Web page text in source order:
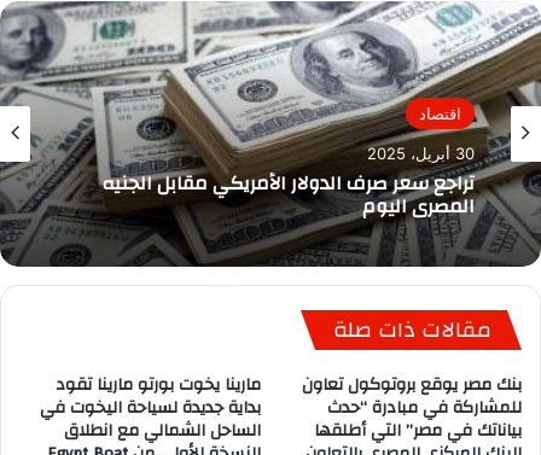
اقتصاد
30 أبريل، 2025
تراجع سعر صرف الدولار الأمريكي مقابل الجنيه
المصري اليوم
مقالات ذات صلة
بنك مصر يوقع بروتوكول تعاون
للمشاركة في مبادرة “حدث
بياناتك في مصر” التي أطلقها
مارينا يخوت بورتو مارينا تقود
بداية جديدة لسياحة اليخوت في
الساحل الشمالي مع انطلاق